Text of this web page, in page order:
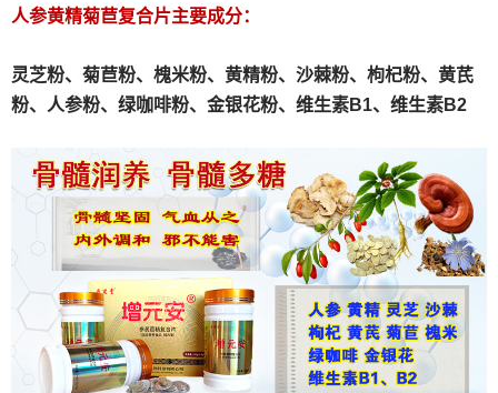
人参黄精菊苣复合片主要成分：
灵芝粉、 菊苣粉、 槐米粉、 黄精粉、沙棘粉、枸杞粉、黄芪
粉、人参粉、绿咖啡粉、金银花粉、维生素B1、维生素B2